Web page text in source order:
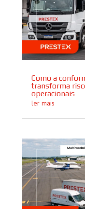
Como a
transforma
operacionais
ler mais